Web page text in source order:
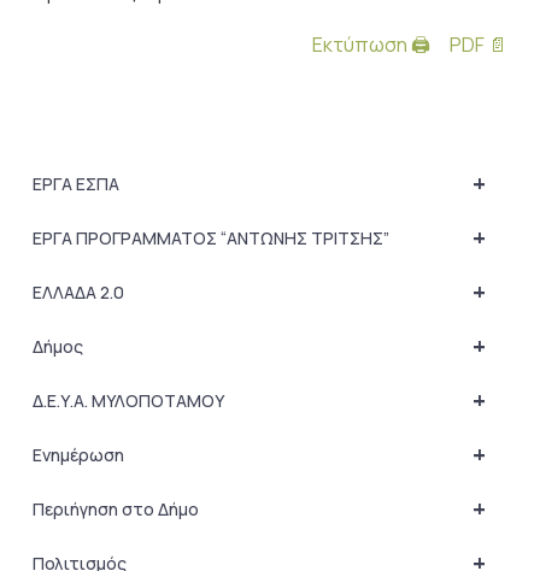
Εκτύπωση 🖨
PDF 📄
+
ΕΡΓΑ ΕΣΠΑ
+
ΕΡΓΑ ΠΡΟΓΡΑΜΜΑΤΟΣ “ΑΝΤΩΝΗΣ ΤΡΙΤΣΗΣ”
+
ΕΛΛΑΔΑ 2.0
+
Δήμος
+
Δ.Ε.Υ.Α. ΜΥΛΟΠΟΤΑΜΟΥ
+
Ενημέρωση
+
Περιήγηση στο Δήμο
+
Πολιτισμός